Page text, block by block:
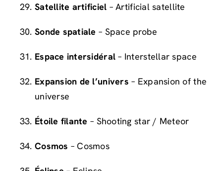
Satellite artificiel – Artificial satellite
Sonde spatiale – Space probe
Espace intersidéral – Interstellar space
Expansion de l’univers – Expansion of the
universe
Étoile filante – Shooting star / Meteor
Cosmos – Cosmos